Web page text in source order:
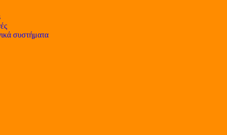
συστήματα